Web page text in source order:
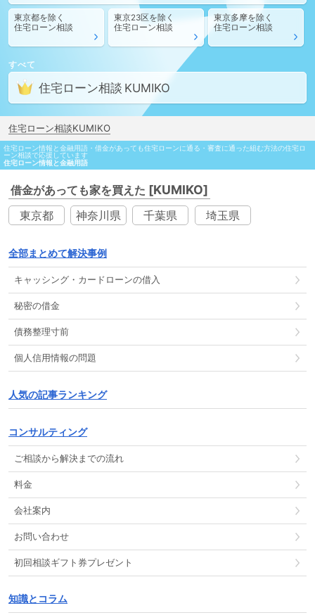
住宅ローン情報と金融用語・借金があっても住宅ローンに通る・審査に通った組む方法の住宅ロ
ーン相談で応援しています
住宅ローン情報と金融用語
東京都を除く
住宅ローン相談
東京23区を除く
住宅ローン相談
東京多摩を除く
住宅ローン相談
すべて
住宅ローン相談
住宅ローン相談KUMIKO
借金があっても家を買えた [KUMIKO]
東京都 神奈川県 千葉県 埼玉県
全部まとめて解決事例
キャッシング ・ カードローンの借入
秘密の借金
債務整理寸前
個人信用情報の問題
人気の記事ランキング
コンサルティング
ご相談から解決までの流れ
料金
会社案内
お問い合わせ
初回相談ギフト券プレゼント
知識とコラム